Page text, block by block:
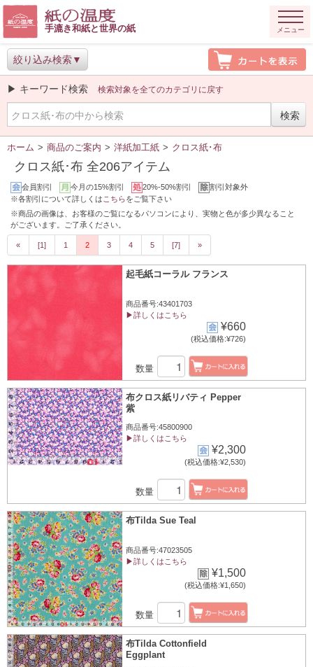
手漉き和紙と世界の紙 メニュー
絞り込み検索
▶ キーワード検索 検索対象を全てのカテゴリに戻す
ホーム > 商品のご案内 > 洋紙加工紙 > クロス紙･布
クロス紙･布 全206アイテム
会員割引 今月の15%割引 20%-50%割引
割引対象外
※各割引について詳しくは こちらをご覧下さい
※商品の画像は、お客様のご覧になるパソコンにより、実物と色が多少異なること
がございます。ご了承ください。
« [1] 1 2 3 4 5 [7] »
起毛紙コーラル フランス
商品番号:43401703
▶詳しくはこちら
¥660
(税込価格:¥726)
数量
布クロス紙リバティ Pepper
紫
商品番号:45800900
▶詳しくはこちら
¥2,300
(税込価格:¥2,530)
数量
布Tilda Sue Teal
商品番号:47023505
▶詳しくはこちら
¥1,500
(税込価格:¥1,650)
数量
布Tilda Cottonfield
Eggplant